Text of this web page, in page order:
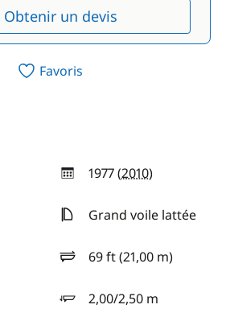
Obtenir un devis
Favoris
1977 (2010)
année
Grand voile lattée
69 ft (21,00 m)
longueur
2,00/2,50 m
tirant d'eau